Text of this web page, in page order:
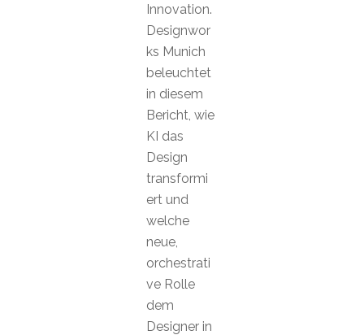
Innovation.
Designwor
ks Munich
beleuchtet
in diesem
Bericht, wie
KI das
Design
transformi
ert und
welche
neue,
orchestrati
ve Rolle
dem
Designer in